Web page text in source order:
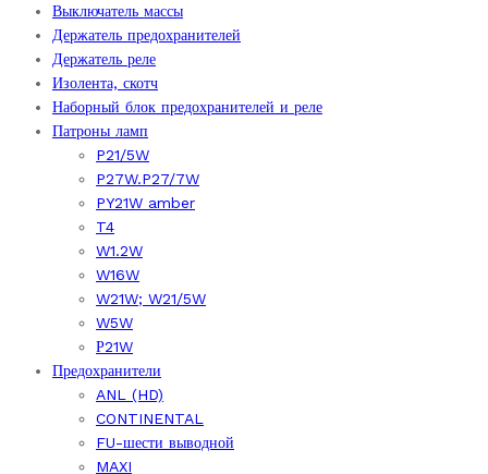
Выключатель массы
Держатель предохранителей
Держатель реле
Изолента, скотч
Наборный блок предохранителей и реле
Патроны ламп
P21/5W
P27W.P27/7W
PY21W amber
T4
W1.2W
W16W
W21W; W21/5W
W5W
Р21W
Предохранители
ANL (HD)
CONTINENTAL
FU-шести выводной
MAXI